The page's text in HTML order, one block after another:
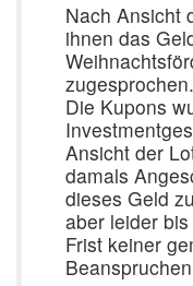
Nach Ansicht
ihnen das
Die Kupons
Ansicht der
damals
dieses Geld
aber leider
Frist keiner